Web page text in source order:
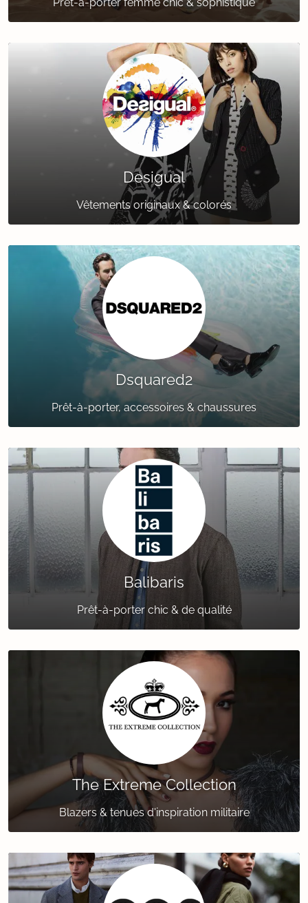
Desigual
Vêtements originaux & colorés
Dsquared2
Prêt-à-porter, accessoires & chaussures
Balibaris
Prêt-à-porter chic & de qualité
The Extreme Collection
Blazers & tenues d'inspiration militaire